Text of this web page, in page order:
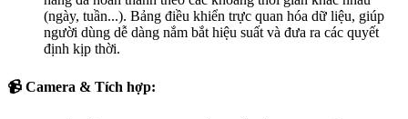
(ngày, tuần...). Bảng điều khiển trực quan hóa dữ liệu, giúp
người dùng dễ dàng nắm bắt hiệu suất và đưa ra các quyết
định kịp thời.
📹 Camera & Tích hợp: